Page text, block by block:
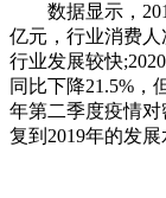
数据显示，
亿元，行业消费人
行业发展较快
同比下降21.5%，
年第二季度疫情
复到2019年的发展